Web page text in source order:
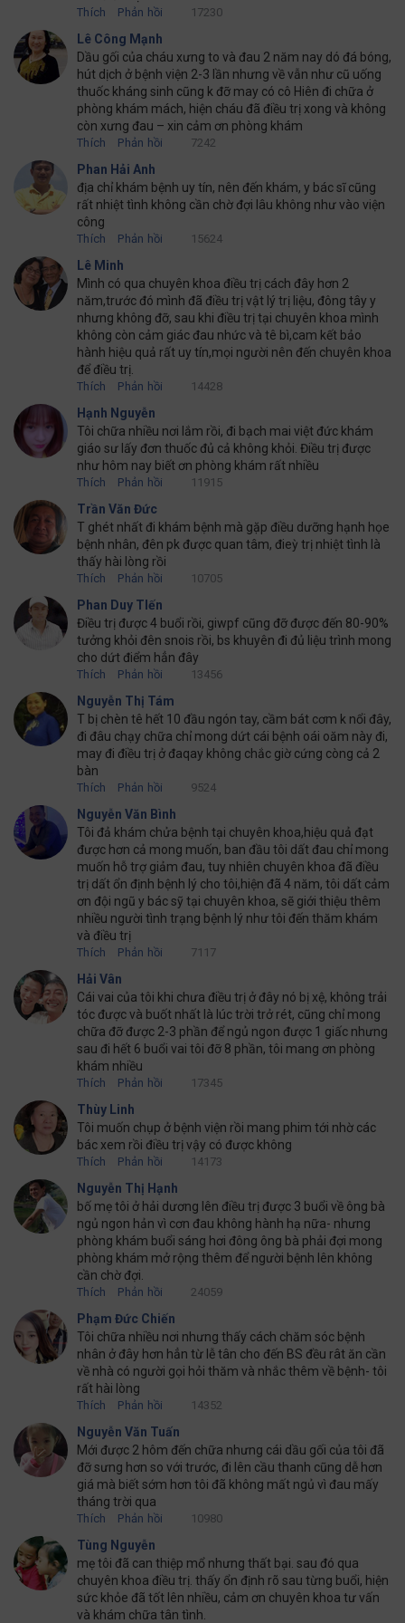
Thích Phản hồi 17230
Lê Công Mạnh
Dầu gối của cháu xưng to và đau 2 năm nay dó đá bóng,
hút dịch ở bệnh viện 2-3 lần nhưng về vẫn như cũ uống
thuốc kháng sinh cũng k đỡ may có cô Hiên đi chữa ở
phòng khám mách, hiện cháu đã điều trị xong và không
còn xưng đau – xin cảm ơn phòng khám
Thích Phản hồi 7242
Phan Hải Anh
địa chỉ khám bệnh uy tín, nên đến khám, y bác sĩ cũng
rất nhiệt tình không cần chờ đợi lâu không như vào viện
công
Thích Phản hồi 15624
Lê Minh
Mình có qua chuyên khoa điều trị cách đây hơn 2
năm,trước đó mình đã điều trị vật lý trị liệu, đông tây y
nhưng không đỡ, sau khi điều trị tại chuyên khoa mình
không còn cảm giác đau nhức và tê bì,cam kết bảo
hành hiệu quả rất uy tín,mọi người nên đến chuyên khoa
để điều trị.
Thích Phản hồi 14428
Hạnh Nguyễn
Tôi chữa nhiều nơi lắm rồi, đi bạch mai việt đức khám
giáo sư lấy đơn thuốc đủ cả không khỏi. Điều trị được
như hôm nay biết ơn phòng khám rất nhiều
Thích Phản hồi 11915
Trần Văn Đức
T ghét nhất đi khám bệnh mà gặp điều dưỡng hạnh họe
bệnh nhân, đên pk được quan tâm, đieỳ trị nhiệt tình là
thấy hài lòng rồi
Thích Phản hồi 10705
Phan Duy TIến
Điều trị được 4 buổi rồi, giwpf cũng đỡ được đến 80-90%
tưởng khỏi đên snois rồi, bs khuyên đi đủ liệu trình mong
cho dứt điểm hẳn đây
Thích Phản hồi 13456
Nguyễn Thị Tám
T bị chèn tê hết 10 đầu ngón tay, cầm bát cơm k nổi đây,
đi đâu chạy chữa chỉ mong dứt cái bệnh oái oăm này đi,
may đi điều trị ở đaqay không chắc giờ cứng còng cả 2
bàn
Thích Phản hồi 9524
Nguyễn Văn Bình
Tôi đả khám chửa bệnh tại chuyên khoa,hiệu quả đạt
được hơn cả mong muốn, ban đầu tôi dất đau chỉ mong
muốn hỗ trợ giảm đau, tuy nhiên chuyên khoa đã điều
trị dất ổn định bệnh lý cho tôi,hiện đã 4 năm, tôi dất cảm
ơn đội ngũ y bác sỹ tại chuyên khoa, sẽ giới thiệu thêm
nhiều người tình trạng bệnh lý như tôi đến thăm khám
và điều trị
Thích Phản hồi 7117
Hải Vân
Cái vai của tôi khi chưa điều trị ở đây nó bị xệ, không trải
tóc được và buốt nhất là lúc trời trở rét, cũng chỉ mong
chữa đỡ được 2-3 phần để ngủ ngon được 1 giấc nhưng
sau đi hết 6 buổi vai tôi đỡ 8 phần, tôi mang ơn phòng
khám nhiều
Thích Phản hồi 17345
Thùy Linh
Tôi muốn chụp ở bệnh viện rồi mang phim tới nhờ các
bác xem rồi điều trị vậy có được không
Thích Phản hồi 14173
Nguyễn Thị Hạnh
bố mẹ tôi ở hải dương lên điều trị được 3 buổi về ông bà
ngủ ngon hản vì cơn đau không hành hạ nữa- nhưng
phòng khám buổi sáng hơi đông ông bà phải đợi mong
phòng khám mở rộng thêm để người bệnh lên không
cần chờ đợi.
Thích Phản hồi 24059
Phạm Đức Chiến
Tôi chữa nhiều nơi nhưng thấy cách chăm sóc bệnh
nhân ở đây hơn hẳn từ lễ tân cho đến BS đều rât ăn cần
về nhà có người gọi hỏi thăm và nhắc thêm về bệnh- tôi
rất hài lòng
Thích Phản hồi 14352
Nguyễn Văn Tuấn
Mới được 2 hôm đến chữa nhưng cái dầu gối của tôi đã
đỡ sưng hơn so với trước, đi lên cầu thanh cũng dễ hơn
giá mà biết sớm hơn tôi đã không mất ngủ vì đau mấy
tháng trời qua
Thích Phản hồi 10980
Tùng Nguyễn
mẹ tôi đã can thiệp mổ nhưng thất bại. sau đó qua
chuyên khoa điều trị. thấy ổn định rõ sau từng buổi, hiện
sức khỏe đã tốt lên nhiều, cảm ơn chuyên khoa tư vấn
và khám chữa tân tình.